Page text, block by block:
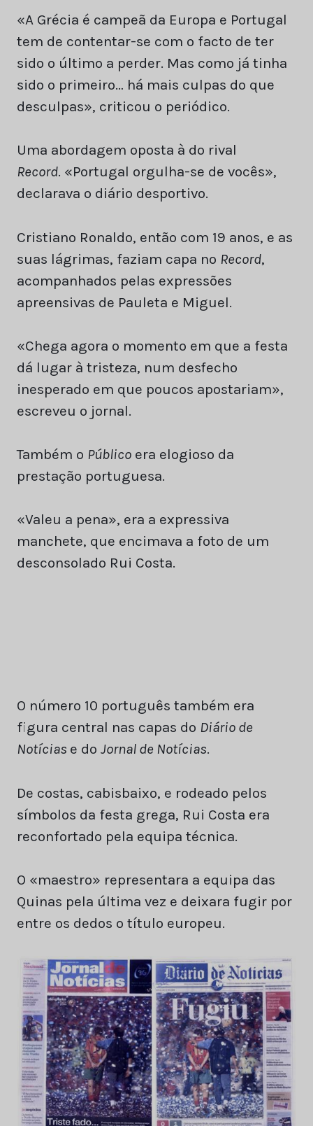
«A Grécia é campeã da Europa e Portugal
tem de contentar-se com o facto de ter
sido o último a perder. Mas como já tinha
sido o primeiro… há mais culpas do que
desculpas», criticou o periódico.
Uma abordagem oposta à do rival
Record. «Portugal orgulha-se de vocês»,
declarava o diário desportivo.
Cristiano Ronaldo, então com 19 anos, e as
suas lágrimas, faziam capa no Record,
acompanhados pelas expressões
apreensivas de Pauleta e Miguel.
«Chega agora o momento em que a festa
dá lugar à tristeza, num desfecho
inesperado em que poucos apostariam»,
escreveu o jornal.
Também o Público era elogioso da
prestação portuguesa.
«Valeu a pena», era a expressiva
manchete, que encimava a foto de um
desconsolado Rui Costa.
O número 10 português também era
figura central nas capas do Diário de
Notícias e do Jornal de Notícias.
De costas, cabisbaixo, e rodeado pelos
símbolos da festa grega, Rui Costa era
reconfortado pela equipa técnica.
O «maestro» representara a equipa das
Quinas pela última vez e deixara fugir por
entre os dedos o título europeu.